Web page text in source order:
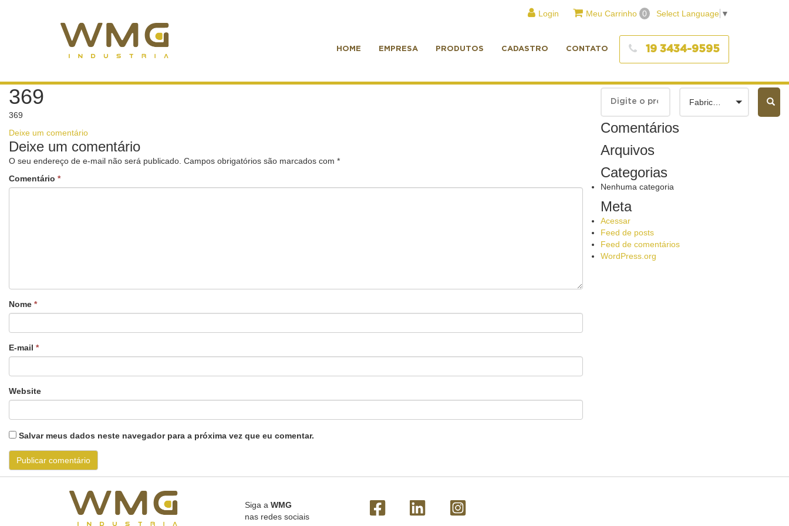
Login Meu Carrinho 0 Select Language ▼
HOME EMPRESA PRODUTOS CADASTRO CONTATO 19 3434-9595
369
369
Deixe um comentário
Deixe um comentário
O seu endereço de e-mail não será publicado. Campos obrigatórios são marcados com *
Comentário *
Nome *
E-mail *
Website
Salvar meus dados neste navegador para a próxima vez que eu comentar.
Fabricantes
Comentários
Arquivos
Categorias
Nenhuma categoria
Meta
Acessar
Feed de posts
Feed de comentários
WordPress.org
Siga a WMG
nas redes sociais